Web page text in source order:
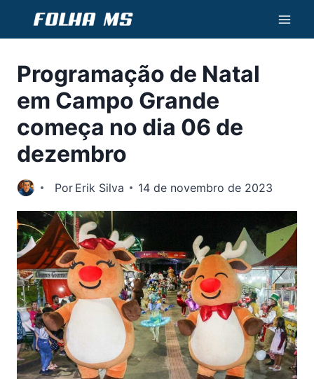
Conteúdo
Programação de Natal
em Campo Grande
começa no dia 06 de
dezembro
Por Erik Silva 14 de novembro de 2023